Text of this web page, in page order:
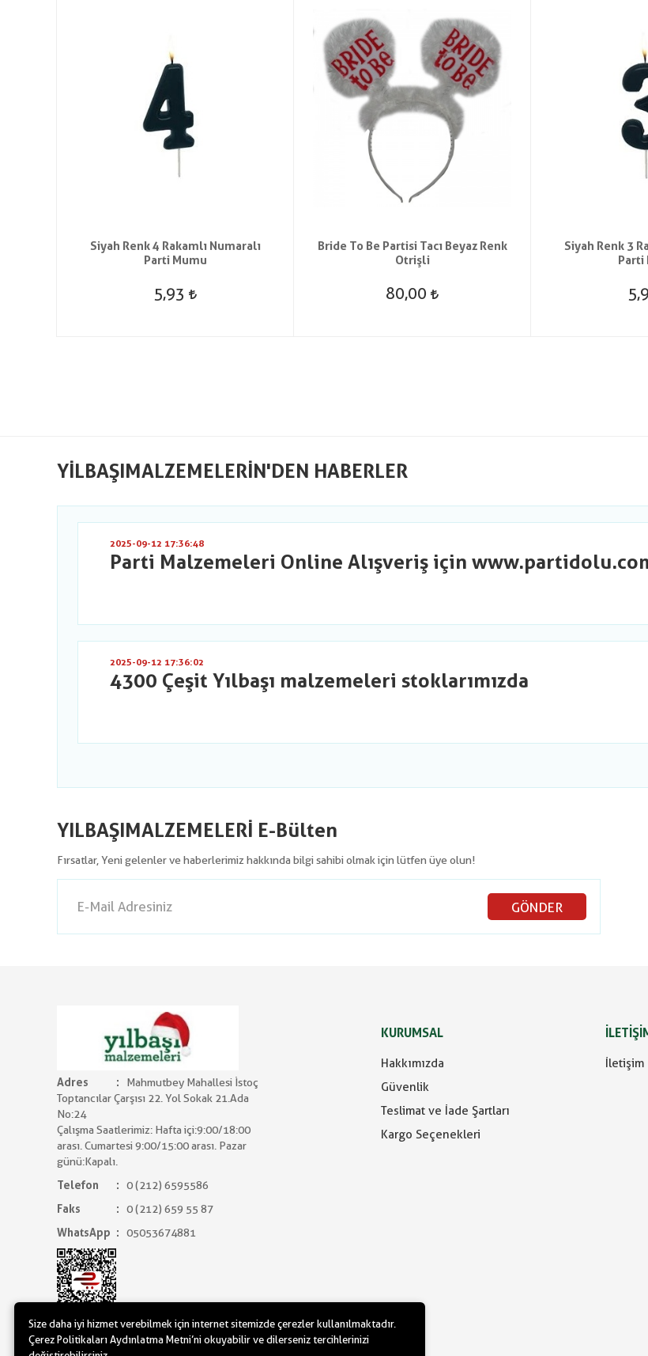
Siyah Renk 4 Rakamlı Numaralı
Parti Mumu
5,93
Bride To Be Partisi Tacı Beyaz Renk
Otrişli
80,00
Siyah Renk 3
Parti
YILBAŞIMALZEMELERIN'DEN HABERLER
2025-09-12 17:36:48
Parti Malzemeleri Online Alışveriş için
2025-09-12 17:36:02
4300 Çeşit Yılbaşı malzemeleri stoklarımızda
YILBAŞIMALZEMELERİ E-Bülten
Fırsatlar, Yeni gelenler ve haberlerimiz hakkında bilgi sahibi olmak için lütfen üye olun!
GÖNDER
Adres
Mahmutbey Mahallesi İstoç
Toptancılar Çarşısı 22. Yol Sokak 21.Ada
No:24
Çalışma Saatlerimiz: Hafta içi:9:00/18:00
arası. Cumartesi 9:00/15:00 arası. Pazar
günü:Kapalı.
Telefon
0 (212) 6595586
Faks
0 (212) 659 55 87
WhatsApp
05053674881
KURUMSAL
Hakkımızda
Güvenlik
Teslimat ve İade Şartları
Kargo Seçenekleri
İletişim
Size daha iyi hizmet verebilmek için internet sitemizde çerezler kullanılmaktadır.
Çerez Politikaları Aydınlatma Metni’ni okuyabilir ve dilerseniz tercihlerinizi